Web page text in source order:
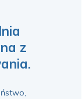
z